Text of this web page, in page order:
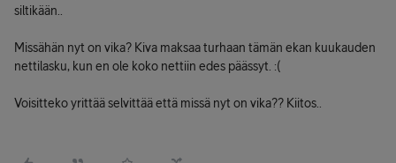
siltikään..
Missähän nyt on vika? Kiva maksaa turhaan tämän ekan kuukauden
nettilasku, kun en ole koko nettiin edes päässyt. :(
Voisitteko yrittää selvittää että missä nyt on vika?? Kiitos..